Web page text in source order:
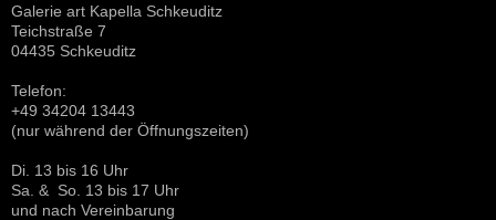
Galerie art Kapella Schkeuditz
Teichstraße 7
04435 Schkeuditz
Telefon:
+49 34204 13443
(nur während der Öffnungszeiten)
Di. 13 bis 16 Uhr
Sa. & So. 13 bis 17 Uhr
und nach Vereinbarung